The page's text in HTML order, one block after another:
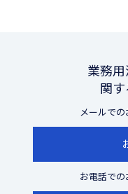
業務
関
メールで
お電話で